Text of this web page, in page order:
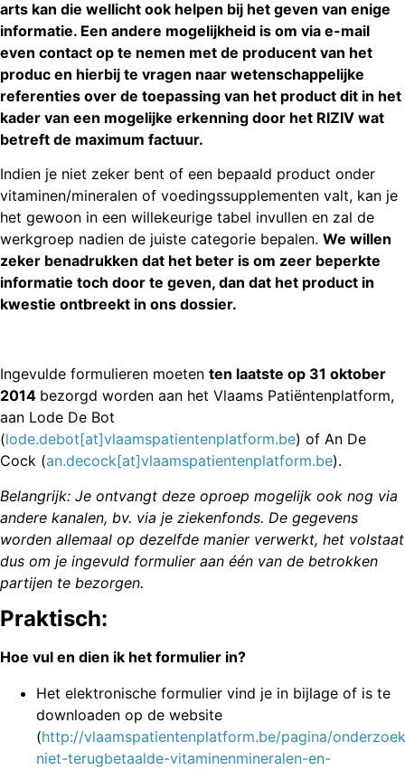
arts kan die wellicht ook helpen bij het geven van enige
informatie. Een andere mogelijkheid is om via e-mail
even contact op te nemen met de producent van het
produc en hierbij te vragen naar wetenschappelijke
referenties over de toepassing van het product dit in het
kader van een mogelijke erkenning door het RIZIV wat
betreft de maximum factuur.
Indien je niet zeker bent of een bepaald product onder
vitaminen/mineralen of voedingssupplementen valt, kan je
het gewoon in een willekeurige tabel invullen en zal de
werkgroep nadien de juiste categorie bepalen. We willen
zeker benadrukken dat het beter is om zeer beperkte
informatie toch door te geven, dan dat het product in
kwestie ontbreekt in ons dossier.
Ingevulde formulieren moeten ten laatste op 31 oktober
2014 bezorgd worden aan het Vlaams Patiëntenplatform,
aan Lode De Bot
(lode.debot[at]vlaamspatientenplatform.be) of An De
Cock (an.decock[at]vlaamspatientenplatform.be).
Belangrijk: Je ontvangt deze oproep mogelijk ook nog via
andere kanalen, bv. via je ziekenfonds. De gegevens
worden allemaal op dezelfde manier verwerkt, het volstaat
dus om je ingevuld formulier aan één van de betrokken
partijen te bezorgen.
Praktisch:
Hoe vul en dien ik het formulier in?
Het elektronische formulier vind je in bijlage of is te
downloaden op de website
(http://vlaamspatientenplatform.be/pagina/
niet-terugbetaalde-vitaminenmineralen-en-